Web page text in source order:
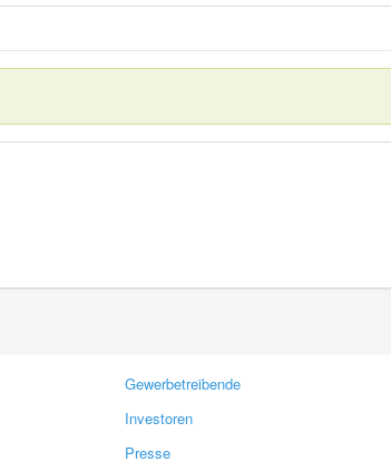
Gewerbetreibende
Investoren
Presse